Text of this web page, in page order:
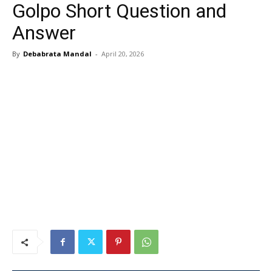
Golpo Short Question and
Answer
By Debabrata Mandal - April 20, 2026